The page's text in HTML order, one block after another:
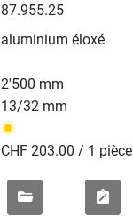
87.955.25
aluminium éloxé
2'500 mm
13/32 mm
CHF 203.00 / 1 pièce